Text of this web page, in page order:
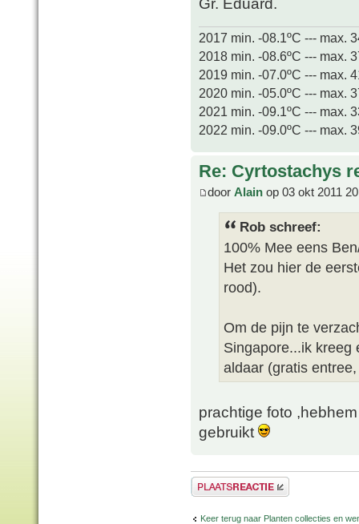
2017 min. -08.1ºC --- max.
2018 min. -08.6ºC --- max.
2019 min. -07.0ºC --- max.
2020 min. -05.0ºC --- max.
2021 min. -09.1ºC --- max.
2022 min. -09.0ºC --- max.
Re: Cyrtostachys
door Alain op 03 okt 2011
Rob schreef:
100% Mee eens
Het zou hier de
rood).
Om de pijn te
Singapore...ik kreeg
aldaar (gratis
prachtige foto
gebruikt
Plaats een reactie
Keer terug naar Planten collecties en